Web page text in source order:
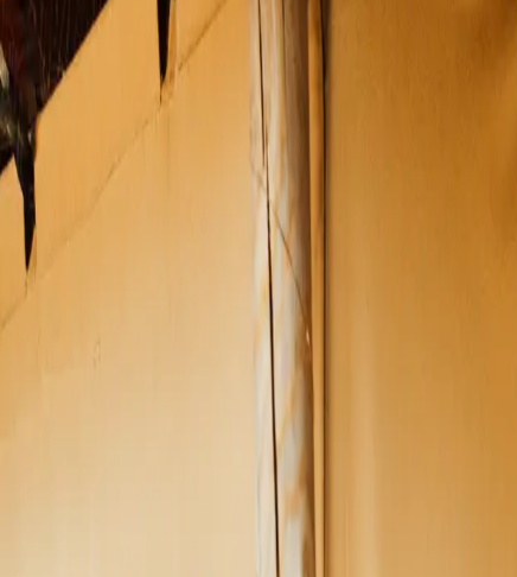
Activités
Alentours
Contact